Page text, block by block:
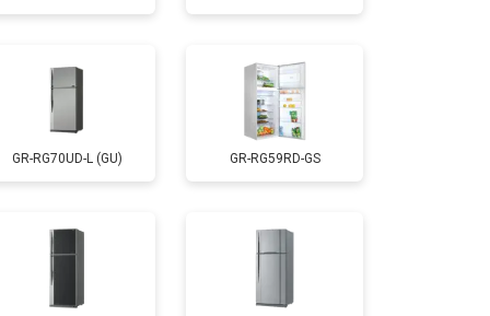
1700 ₽ Заказать
2550 ₽ Заказать
1700 ₽ Заказать
4750 ₽ Заказать
GR-RG70UD-L (GU) GR-RG59RD-GS